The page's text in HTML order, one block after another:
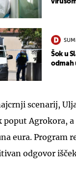
Šok u
odmah
scenarij,
poput Agrokora,
eura. Program
odgovor